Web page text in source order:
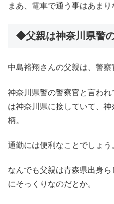
まあ、電車で通う事はあま
◆父親は神奈川県警
中島裕翔さんの父親は、警察
神奈川県警の警察官と言わ
は神奈川県に接していて、
柄。
通勤には便利なことでしょう
なんでも父親は青森県出身
にそっくりなのだとか。